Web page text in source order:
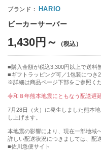
HARIO
ビーカーサーバー
1,430円～
購入金額が税込3,300円以上で送料
ギフトラッピング可／1包装につき
※詳細は商品ページ下部をご参照くだ
令和８年熊本地震にともなう配送遅
7月28日（火）に発生しました熊本
し上げます。
本地震の影響により、現在一部地域
詳しい配送状況につきましては、配
■佐川急便サイト